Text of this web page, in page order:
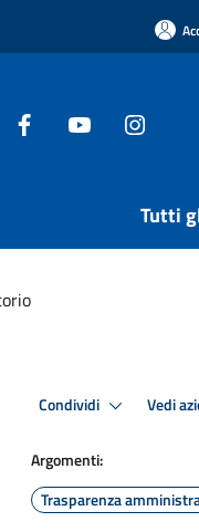
Tutti
Condividi Vedi
Argomenti:
Trasparenza